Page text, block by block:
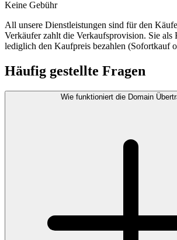
Keine Gebühr
All unsere Dienstleistungen sind für den
Verkäufer zahlt die Verkaufsprovision. Sie als
lediglich den Kaufpreis bezahlen (Sofortkauf
Häufig gestellte Fragen
Wie funktioniert die Domain